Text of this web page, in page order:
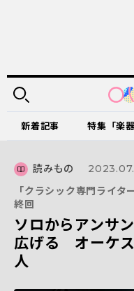
新着記事 特集「楽
読みもの
「クラシック専門ライ
終回
ソロからアンサ
広げる オーケ
人